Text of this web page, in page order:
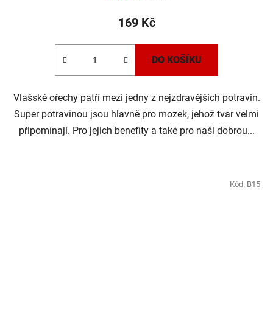
169 Kč
DO KOŠÍKU
Vlašské ořechy patří mezi jedny z nejzdravějších potravin.
Super potravinou jsou hlavně pro mozek, jehož tvar velmi
připomínají. Pro jejich benefity a také pro naši dobrou...
Kód: B15